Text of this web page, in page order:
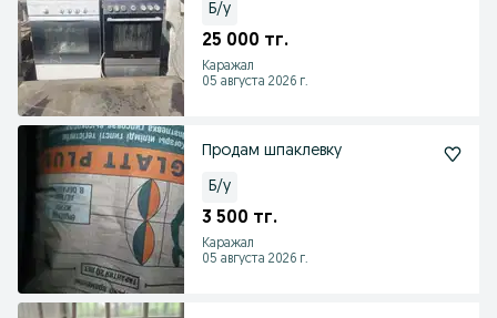
отличном
Б/у
25 000 тг.
Каражал
05 августа 2026 г.
Продам шпаклевку
Б/у
3 500 тг.
Каражал
05 августа 2026 г.